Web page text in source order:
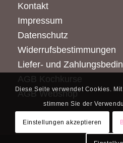
Kontakt
Impressum
Datenschutz
Widerrufsbestimmungen
Liefer- und
AGB Kochkurse
AGB Webshop
Diese Seite verwendet Cookies.
stimmen Sie der
Einstellungen akzeptieren